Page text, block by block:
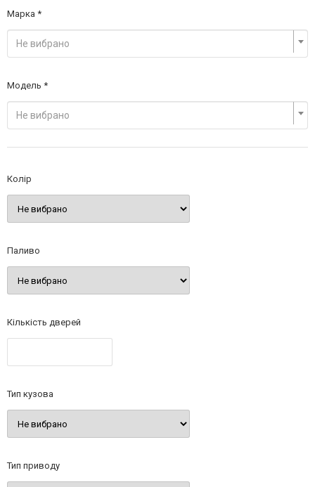
Марка
Не вибрано
Модель
Не вибрано
Колір
Паливо
Кількість дверей
Тип кузова
Тип приводу